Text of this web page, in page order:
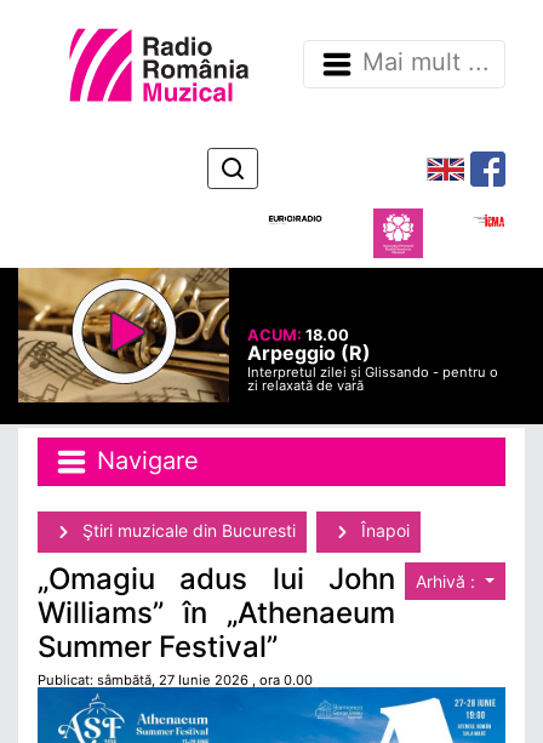
Mai mult ...
ACUM:18.00
Arpeggio (R)
Interpretul zilei și Glissando - pentru o
zi relaxată de vară
Navigare
Ştiri muzicale din Bucuresti Înapoi
Arhivă :
„Omagiu adus lui John
Williams” în „Athenaeum
Summer Festival”
Publicat: sâmbătă, 27 Iunie 2026 , ora 0.00